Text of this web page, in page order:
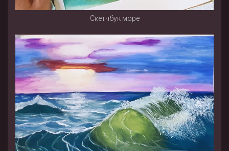
Скетчбук море